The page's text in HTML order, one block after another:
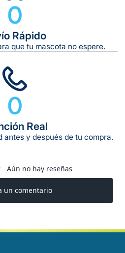
0
Rápido
que tu mascota no espere.
0
Real
antes y después de tu compra.